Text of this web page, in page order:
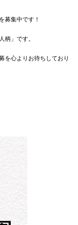
募集中です！
柄」です。
を心よりお待ちしており